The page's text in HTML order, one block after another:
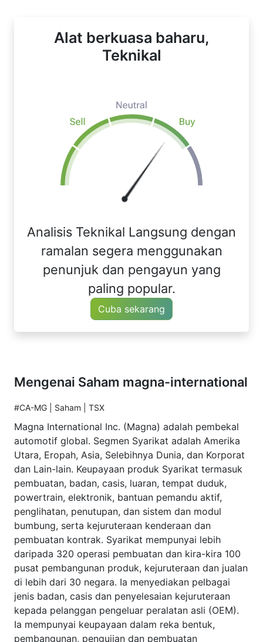
Alat berkuasa baharu,
Teknikal
Analisis Teknikal Langsung dengan
ramalan segera menggunakan
penunjuk dan pengayun yang
paling popular.
Cuba sekarang
Mengenai Saham magna-international
#CA-MG | Saham | TSX
Magna International Inc. (Magna) adalah pembekal
automotif global. Segmen Syarikat adalah Amerika
Utara, Eropah, Asia, Selebihnya Dunia, dan Korporat
dan Lain-lain. Keupayaan produk Syarikat termasuk
pembuatan, badan, casis, luaran, tempat duduk,
powertrain, elektronik, bantuan pemandu aktif,
penglihatan, penutupan, dan sistem dan modul
bumbung, serta kejuruteraan kenderaan dan
pembuatan kontrak. Syarikat mempunyai lebih
daripada 320 operasi pembuatan dan kira-kira 100
pusat pembangunan produk, kejuruteraan dan jualan
di lebih dari 30 negara. Ia menyediakan pelbagai
jenis badan, casis dan penyelesaian kejuruteraan
kepada pelanggan pengeluar peralatan asli (OEM).
Ia mempunyai keupayaan dalam reka bentuk,
pembangunan, pengujian dan pembuatan